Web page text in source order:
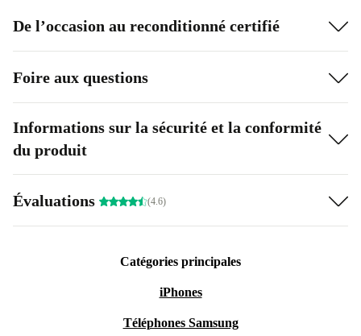
De l’occasion au reconditionné certifié
Foire aux questions
Informations sur la sécurité et la conformité
du produit
Évaluations (4.6)
Catégories principales
iPhones
Téléphones Samsung